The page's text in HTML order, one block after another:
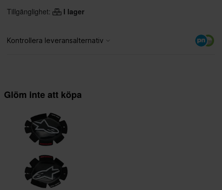
Tillgänglighet:
I lager
Glöm inte att köpa